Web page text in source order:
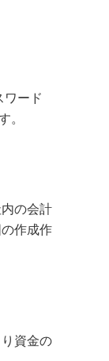
ワード
。
の会計
作成作
資金の